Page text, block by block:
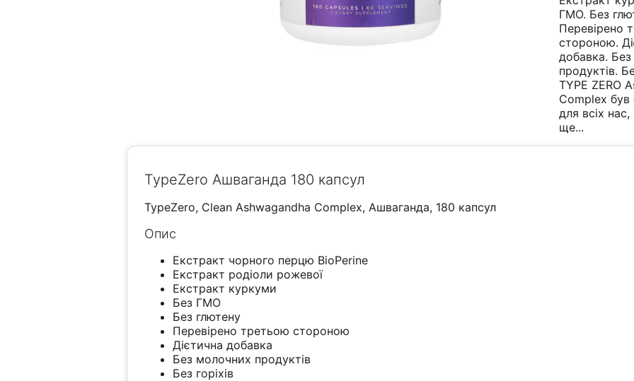
ГМО. Без
Перевірено
стороною.
добавка.
продуктів.
TYPE ZERO
Complex був
для всіх
ще...
TypeZero Ашваганда 180 капсул
TypeZero, Clean Ashwagandha Complex, Ашваганда, 180 капсул
Опис
Екстракт чорного перцю BioPerine
Екстракт родіоли рожевої
Екстракт куркуми
Без ГМО
Без глютену
Перевірено третьою стороною
Дієтична добавка
Без молочних продуктів
Без горіхів